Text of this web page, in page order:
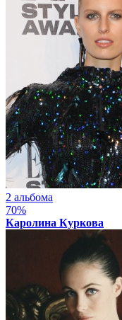
2 альбома
70%
Каролина Куркова